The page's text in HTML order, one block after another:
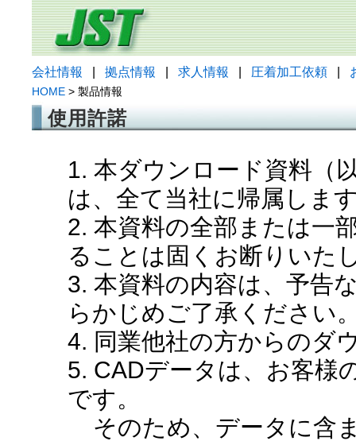
会社情報 拠点情報 求人情報 圧着加工依頼
HOME > 製品情報
使用許諾
1. 本ダウンロード資料（
は、全て当社に帰属しま
2. 本資料の全部または一
ることは固くお断りいた
3. 本資料の内容は、予告
らかじめご了承ください
4. 同業他社の方からのダ
5. CADデータは、お客様
です。
そのため、データに含